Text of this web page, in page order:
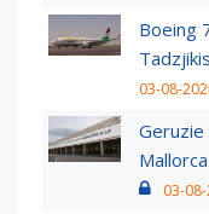
Boeing
03-08-
Mallorca
03-